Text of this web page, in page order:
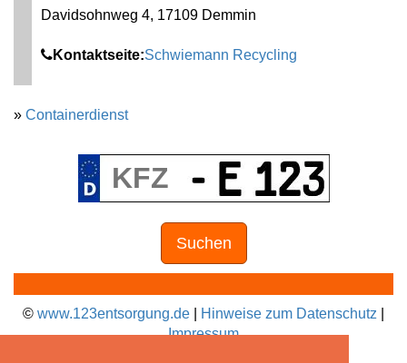
Davidsohnweg 4, 17109 Demmin
Kontaktseite:Schwiemann Recycling
» Containerdienst
Suchen
© www.123entsorgung.de Hinweise zum Datenschutz
Impressum